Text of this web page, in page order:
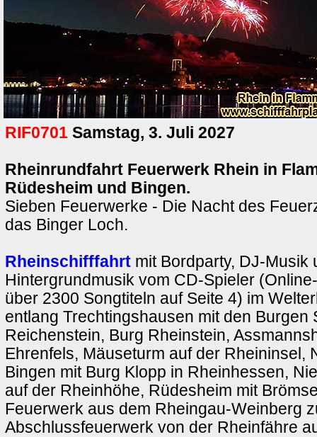
RIF0701 Samstag, 3. Juli 2027
Rheinrundfahrt Feuerwerk Rhein in
Rüdesheim und Bingen.
Sieben Feuerwerke - Die Nacht des
das Binger Loch.
Rheinschifffahrt mit Bordparty, DJ-Musik
Hintergrundmusik vom CD-Spieler
über 2300 Songtiteln auf Seite 4) im
entlang Trechtingshausen mit den Burgen
Reichenstein, Burg Rheinstein,
Ehrenfels, Mäuseturm auf der Rheininsel,
Bingen mit Burg Klopp in Rheinhessen,
auf der Rheinhöhe, Rüdesheim mit
Feuerwerk aus dem Rheingau-Weinberg
Abschlussfeuerwerk von der Rheinfähre